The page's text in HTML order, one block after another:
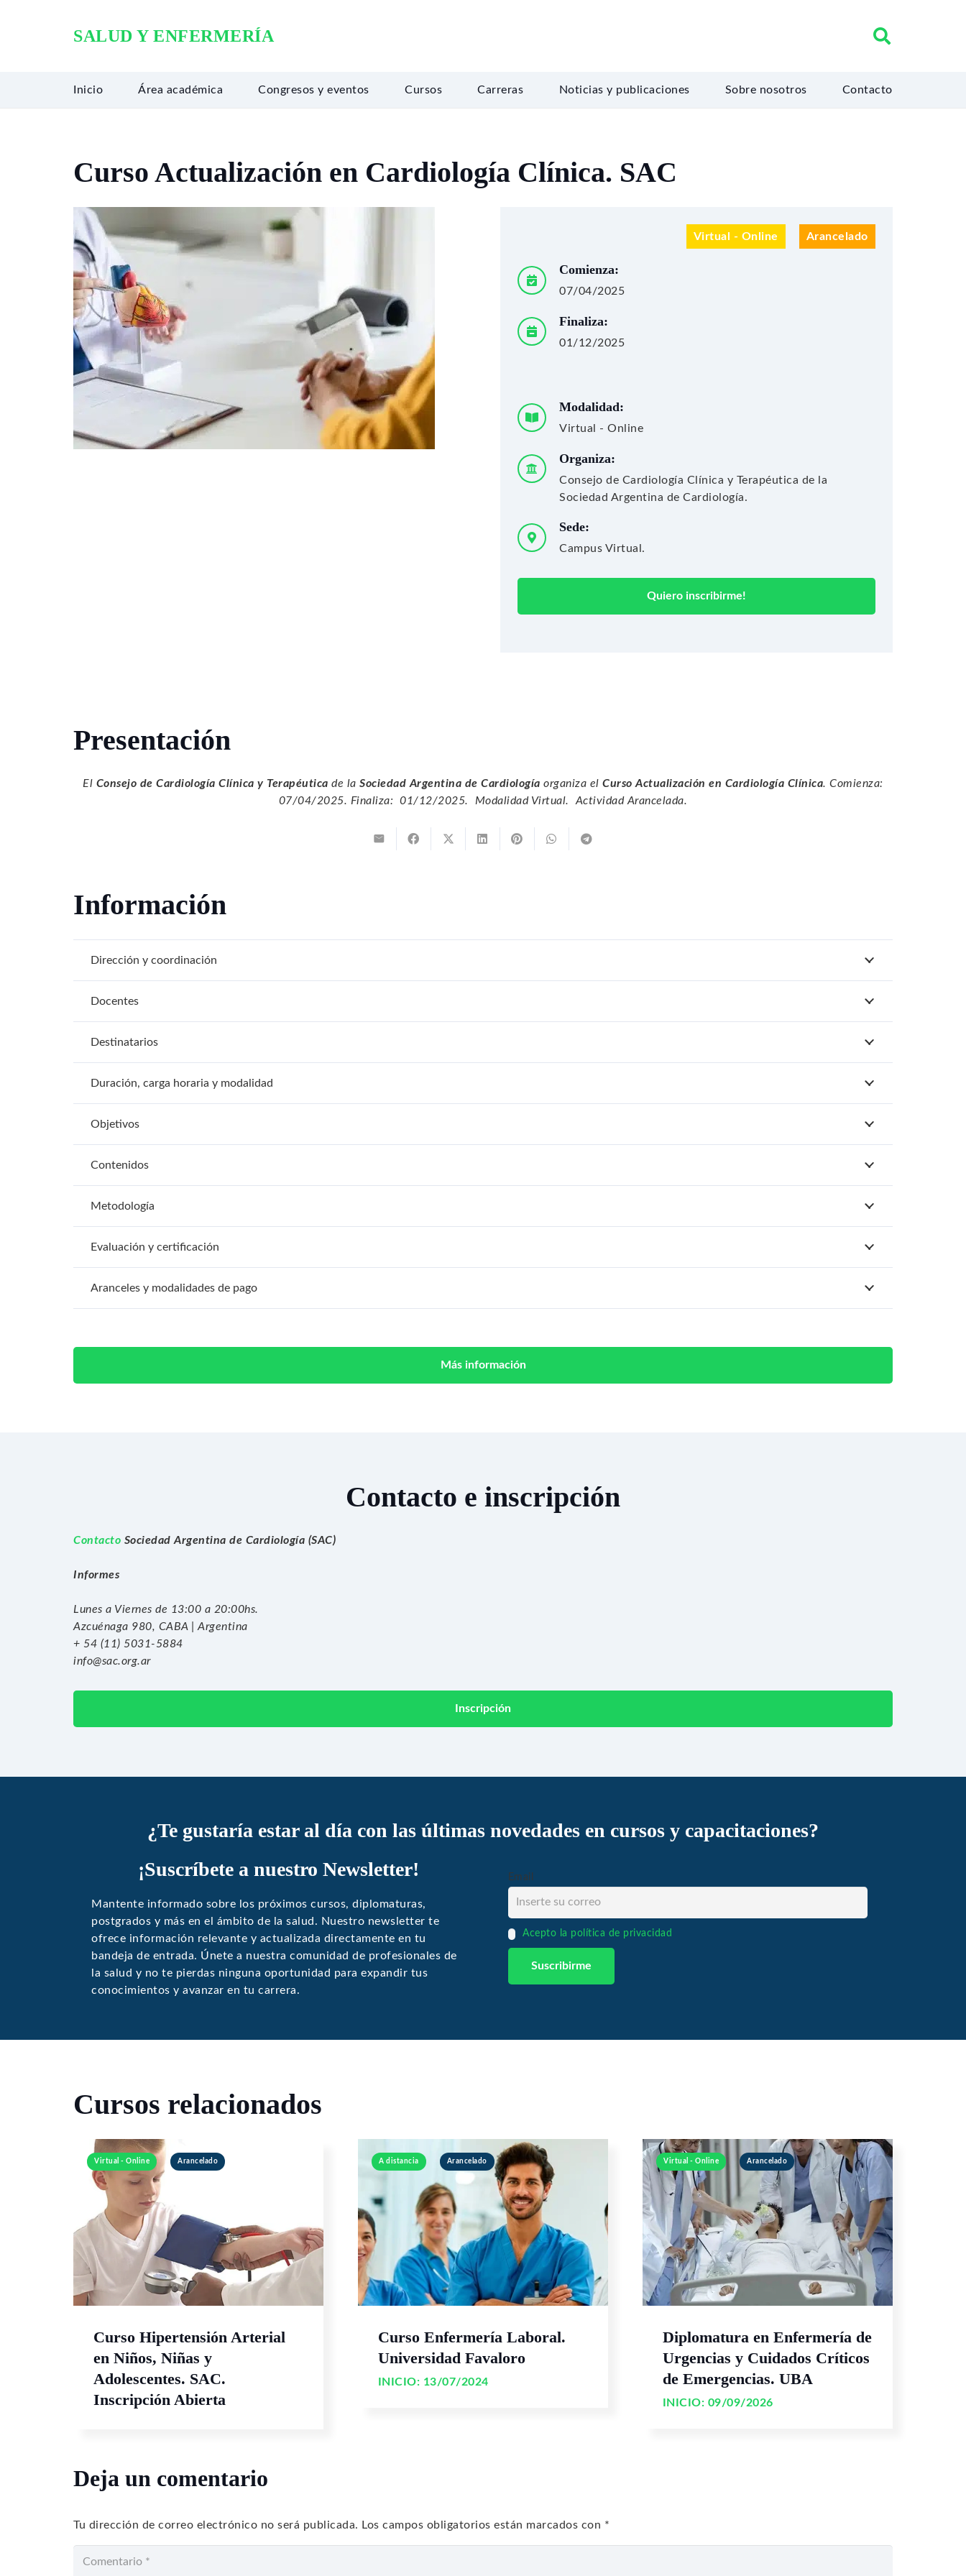
SALUD Y ENFERMERÍA
Inicio Área académica Congresos y eventos Cursos Carreras Noticias y publicaciones Sobre nosotros Contacto
Curso Actualización en Cardiología Clínica. SAC
Virtual - Online Arancelado
Comienza:
07/04/2025
Finaliza:
01/12/2025
Modalidad:
Virtual - Online
Organiza:
Consejo de Cardiología Clínica y Terapéutica de la
Sociedad Argentina de Cardiología.
Sede:
Campus Virtual.
Quiero inscribirme!
Presentación
El Consejo deCardiología Clínica y Terapéuticade laSociedad Argentina de Cardiología organiza el Curso Actualización en Cardiología Clínica. Comienza:
07/04/2025. Finaliza: 01/12/2025. Modalidad Virtual. Actividad Arancelada.
Información
Dirección y coordinación
Docentes
Destinatarios
Duración, carga horaria y modalidad
Objetivos
Contenidos
Metodología
Evaluación y certificación
Aranceles y modalidades de pago
Más información
Contacto e inscripción
Contacto Sociedad Argentina de Cardiología (SAC)
Informes
Lunes a Viernes de 13:00 a 20:00hs.
Azcuénaga 980, CABA | Argentina
+ 54 (11) 5031-5884
info@sac.org.ar
Inscripción
¿Te gustaría estar al día con las últimas novedades en cursos y capacitaciones?
¡Suscríbete a nuestro Newsletter!
Mantente informado sobre los próximos cursos, diplomaturas,
postgrados y más en el ámbito de la salud. Nuestro newsletter te
ofrece información relevante y actualizada directamente en tu
bandeja de entrada. Únete a nuestra comunidad de profesionales de
la salud y no te pierdas ninguna oportunidad para expandir tus
conocimientos y avanzar en tu carrera.
Email
Acepto la política de privacidad
Cursos relacionados
Virtual - Online Arancelado
Curso Hipertensión Arterial
en Niños, Niñas y
Adolescentes. SAC.
Inscripción Abierta
A distancia Arancelado
Curso Enfermería Laboral.
Universidad Favaloro
INICIO: 13/07/2024
Virtual - Online Arancelado
Diplomatura en Enfermería de
Urgencias y Cuidados Críticos
de Emergencias. UBA
INICIO: 09/09/2026
Deja un comentario
Tu dirección de correo electrónico no será publicada. Los campos obligatorios están marcados con *